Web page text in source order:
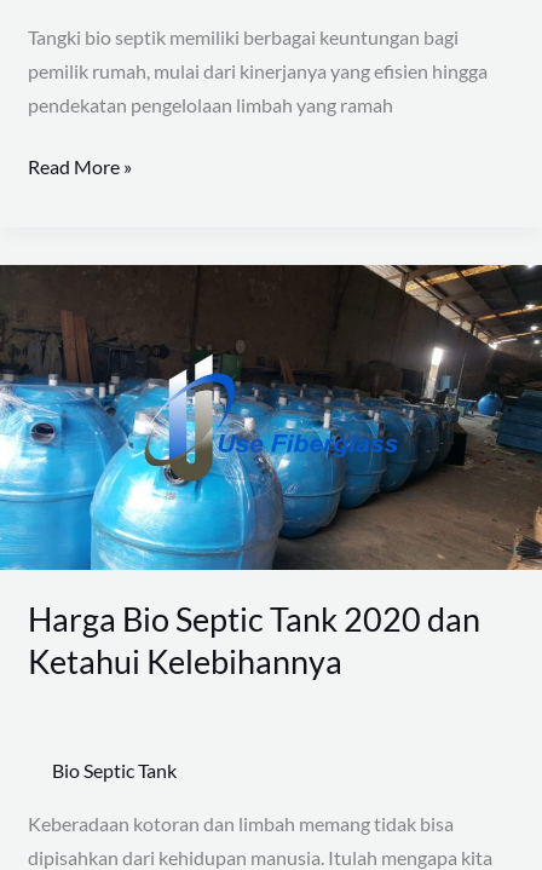
Tangki bio septik memiliki berbagai keuntungan bagi
pemilik rumah, mulai dari kinerjanya yang efisien hingga
pendekatan pengelolaan limbah yang ramah
Rumah
Anda
Read More »
Harga Bio Septic Tank 2020 dan
Ketahui Kelebihannya
Bio Septic Tank
Keberadaan kotoran dan limbah memang tidak bisa
dipisahkan dari kehidupan manusia. Itulah mengapa kita
Septic
Tank
2020
dan
Ketahui
Kelebihannya